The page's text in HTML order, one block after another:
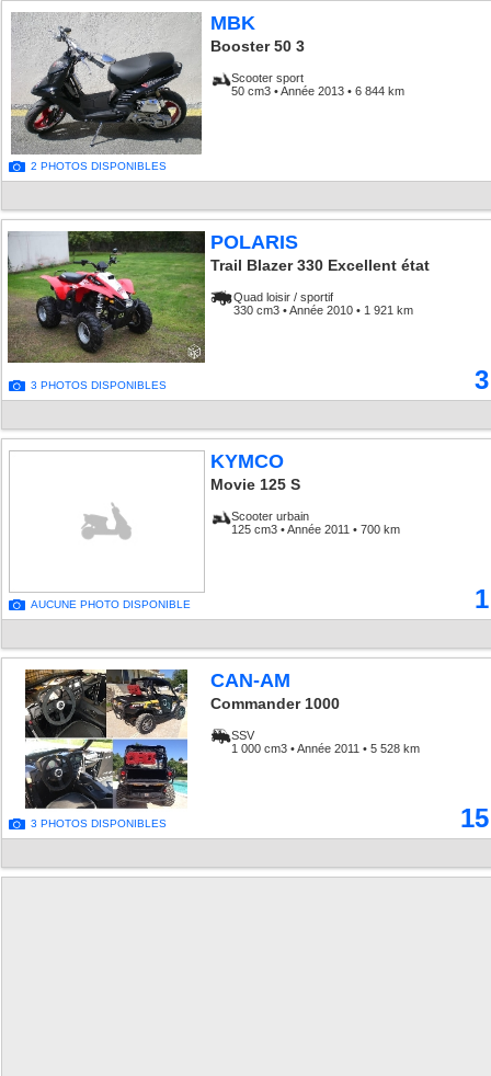
2 PHOTOS DISPONIBLES
MBK
Booster 50 3
Scooter sport
50 cm3 • Année 2013 • 6 844 km
3 PHOTOS DISPONIBLES
POLARIS
Trail Blazer 330 Excellent état
Quad loisir / sportif
330 cm3 • Année 2010 • 1 921 km
AUCUNE PHOTO DISPONIBLE
KYMCO
Movie 125 S
Scooter urbain
125 cm3 • Année 2011 • 700 km
3 PHOTOS DISPONIBLES
CAN-AM
Commander 1000
SSV
1 000 cm3 • Année 2011 • 5 528 km